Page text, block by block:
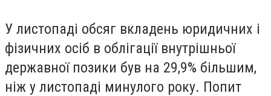
У листопаді обсяг вкладень юридичних і
фізичних осіб в облігації внутрішньої
державної позики був на 29,9% більшим,
ніж у листопаді минулого року. Попит